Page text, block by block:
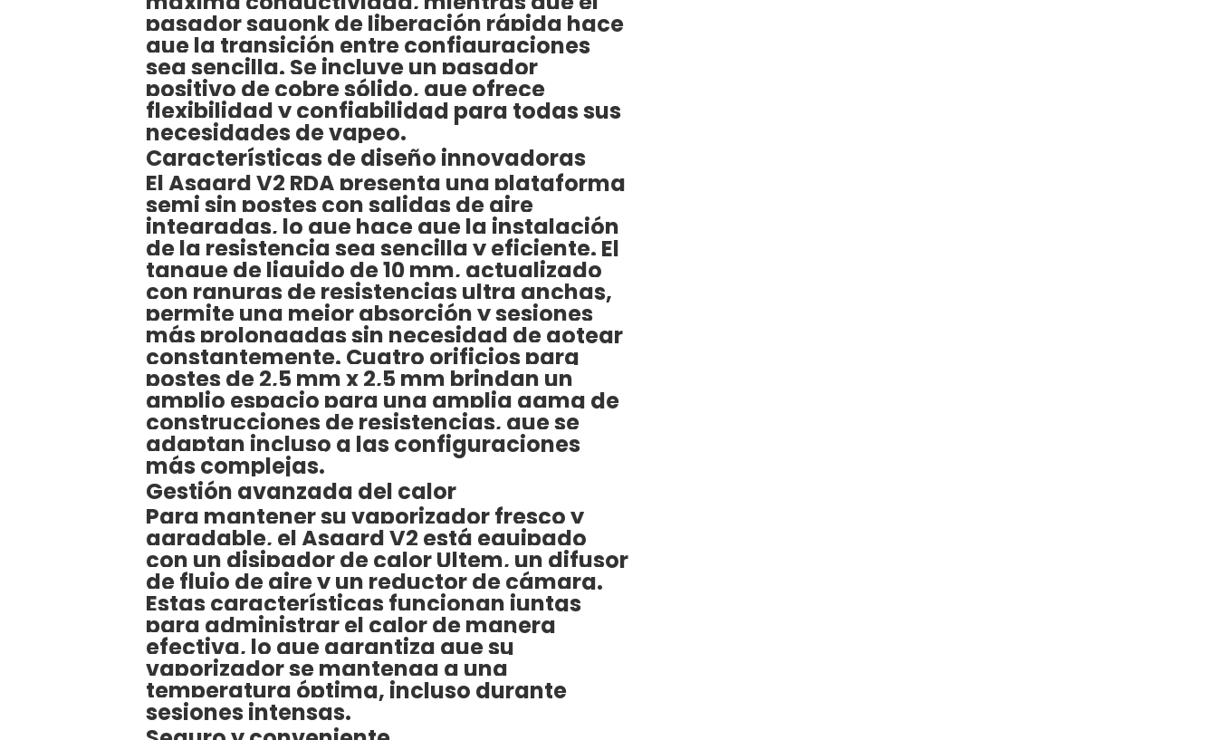
pasador squonk de liberación rápida hace
que la transición entre configuraciones
sea sencilla. Se incluye un pasador
positivo de cobre sólido, que ofrece
flexibilidad y confiabilidad para todas sus
necesidades de vapeo.
Características de diseño innovadoras
El Asgard V2 RDA presenta una plataforma
semi sin postes con salidas de aire
integradas, lo que hace que la instalación
de la resistencia sea sencilla y eficiente. El
tanque de liquido de 10 mm, actualizado
con ranuras de resistencias ultra anchas,
permite una mejor absorción y sesiones
más prolongadas sin necesidad de gotear
constantemente. Cuatro orificios para
postes de 2,5 mm x 2,5 mm brindan un
amplio espacio para una amplia gama de
construcciones de resistencias, que se
adaptan incluso a las configuraciones
más complejas.
Gestión avanzada del calor
Para mantener su vaporizador fresco y
agradable, el Asgard V2 está equipado
con un disipador de calor Ultem, un difusor
de flujo de aire y un reductor de cámara.
Estas características funcionan juntas
para administrar el calor de manera
efectiva, lo que garantiza que su
vaporizador se mantenga a una
temperatura óptima, incluso durante
sesiones intensas.